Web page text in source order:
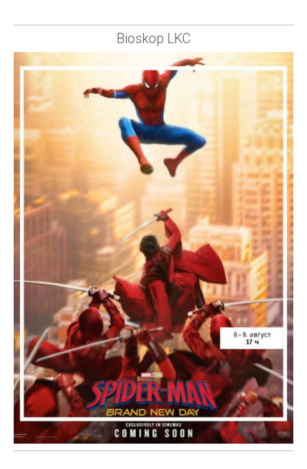
Bioskop LKC